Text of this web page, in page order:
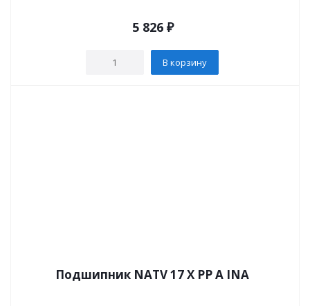
5 826₽
В корзину
Подшипник NATV 17 X PP A INA